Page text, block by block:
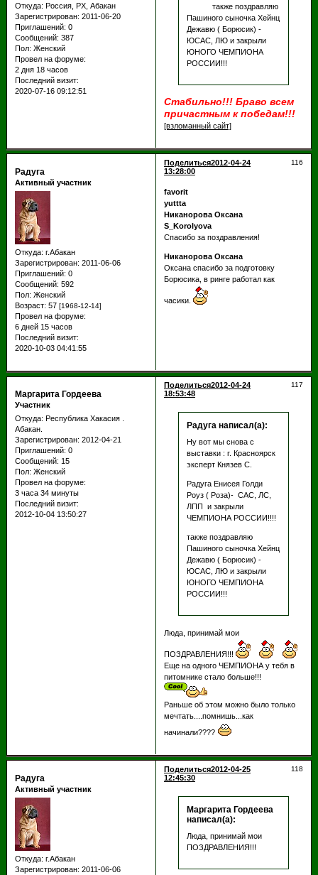
Откуда: Россия, РХ, Абакан
Зарегистрирован: 2011-06-20
Приглашений: 0
Сообщений: 387
Пол: Женский
Провел на форуме:
2 дня 18 часов
Последний визит:
2020-07-16 09:12:51
также поздравляю
Пашиного сыночка Хейнц
Дежавю ( Борюсик) -
ЮСАС, ЛЮ и закрыли
ЮНОГО ЧЕМПИОНА
РОССИИ!!!
Стабильно!!! Браво всем
причастным к победам!!!
[взломанный сайт]
Поделиться 116
2012-04-24
13:28:00
Радуга
Активный участник
Откуда: г.Абакан
Зарегистрирован: 2011-06-06
Приглашений: 0
Сообщений: 592
Пол: Женский
Возраст: 57 [1968-12-14]
Провел на форуме:
6 дней 15 часов
Последний визит:
2020-10-03 04:41:55
favorit
yuttta
Никанорова Оксана
S_Korolyova
Спасибо за поздравления!
Никанорова Оксана
Оксана спасибо за подготовку
Борюсика, в ринге работал как
часики.
Поделиться 117
2012-04-24
18:53:48
Маргарита Гордеева
Участник
Откуда: Республика Хакасия .
Абакан.
Зарегистрирован: 2012-04-21
Приглашений: 0
Сообщений: 15
Пол: Женский
Провел на форуме:
3 часа 34 минуты
Последний визит:
2012-10-04 13:50:27
Радуга написал(а):
Ну вот мы снова с
выставки : г. Красноярск
эксперт Князев С.
Радуга Енисея Голди
Роуз ( Роза)- САС, ЛС,
ЛПП и закрыли
ЧЕМПИОНА РОССИИ!!!!
также поздравляю
Пашиного сыночка Хейнц
Дежавю ( Борюсик) -
ЮСАС, ЛЮ и закрыли
ЮНОГО ЧЕМПИОНА
РОССИИ!!!
Люда, принимай мои
ПОЗДРАВЛЕНИЯ!!!
Еще на одного ЧЕМПИОНА у тебя в
питомнике стало больше!!!
Раньше об этом можно было только
мечтать....помнишь...как
начинали????
Поделиться 118
2012-04-25
12:45:30
Радуга
Активный участник
Откуда: г.Абакан
Зарегистрирован: 2011-06-06
Маргарита Гордеева
написал(а):
Люда, принимай мои
ПОЗДРАВЛЕНИЯ!!!